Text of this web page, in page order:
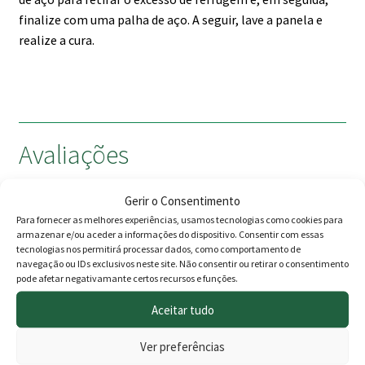
Gerir o Consentimento
Para fornecer as melhores experiências, usamos tecnologias como cookies para
armazenar e/ou aceder a informações do dispositivo. Consentir com essas
tecnologias nos permitirá processar dados, como comportamento de
navegação ou IDs exclusivos neste site. Não consentir ou retirar o consentimento
pode afetar negativamante certos recursos e funções.
Aceitar tudo
Ver preferências
finalize com uma palha de aço. A seguir, lave a panela e
realize a cura.
Avaliações
Ainda não existem avaliações.
Apenas clientes com sessão iniciada que compraram este
produto podem deixar opinião.
PROMOÇÃO -10%
This
product